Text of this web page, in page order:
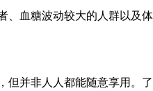
、血糖波动较大的人群以及
但并非人人都能随意享用。